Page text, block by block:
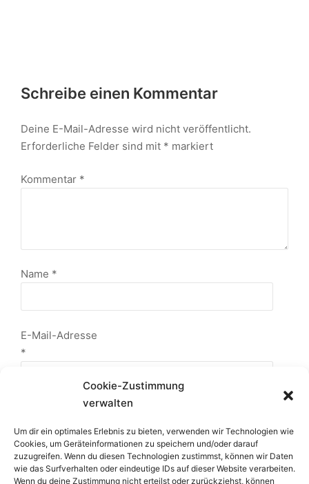
Cookie-Zustimmung
verwalten
Um dir ein optimales Erlebnis zu bieten, verwenden wir Technologien wie
Cookies, um Geräteinformationen zu speichern und/oder darauf
zuzugreifen. Wenn du diesen Technologien zustimmst, können wir Daten
wie das Surfverhalten oder eindeutige IDs auf dieser Website verarbeiten.
Wenn du deine Zustimmung nicht erteilst oder zurückziehst, können
Schreibe einen Kommentar
Deine E-Mail-Adresse wird nicht veröffentlicht.
Erforderliche Felder sind mit * markiert
Kommentar *
Name *
E-Mail-Adresse
*